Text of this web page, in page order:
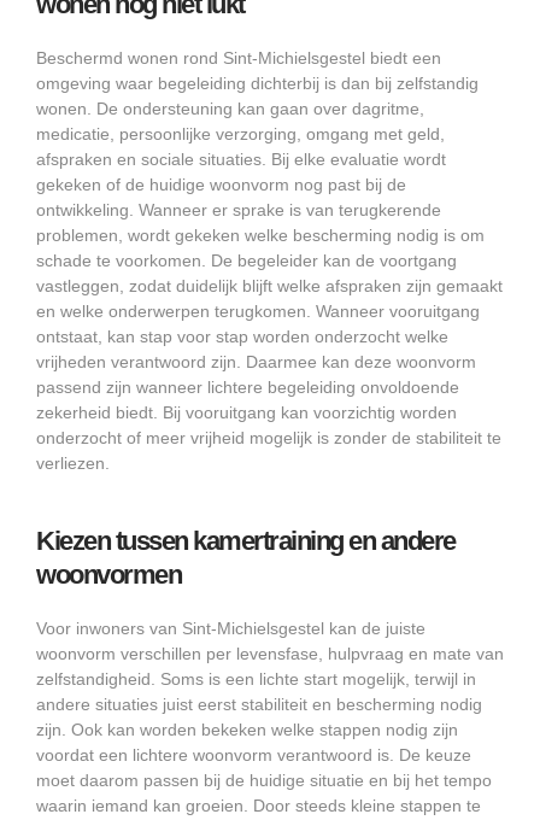
Beschermd wonen rond Sint-Michielsgestel biedt een
omgeving waar begeleiding dichterbij is dan bij zelfstandig
wonen. De ondersteuning kan gaan over dagritme,
medicatie, persoonlijke verzorging, omgang met geld,
afspraken en sociale situaties. Bij elke evaluatie wordt
gekeken of de huidige woonvorm nog past bij de
ontwikkeling. Wanneer er sprake is van terugkerende
problemen, wordt gekeken welke bescherming nodig is om
schade te voorkomen. De begeleider kan de voortgang
vastleggen, zodat duidelijk blijft welke afspraken zijn gemaakt
en welke onderwerpen terugkomen. Wanneer vooruitgang
ontstaat, kan stap voor stap worden onderzocht welke
vrijheden verantwoord zijn. Daarmee kan deze woonvorm
passend zijn wanneer lichtere begeleiding onvoldoende
zekerheid biedt. Bij vooruitgang kan voorzichtig worden
onderzocht of meer vrijheid mogelijk is zonder de stabiliteit te
verliezen.
Kiezen tussen kamertraining en andere
woonvormen
Voor inwoners van Sint-Michielsgestel kan de juiste
woonvorm verschillen per levensfase, hulpvraag en mate van
zelfstandigheid. Soms is een lichte start mogelijk, terwijl in
andere situaties juist eerst stabiliteit en bescherming nodig
zijn. Ook kan worden bekeken welke stappen nodig zijn
voordat een lichtere woonvorm verantwoord is. De keuze
moet daarom passen bij de huidige situatie en bij het tempo
waarin iemand kan groeien. Door steeds kleine stappen te